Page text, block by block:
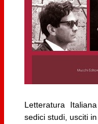
Letteratura
sedici studi, usciti